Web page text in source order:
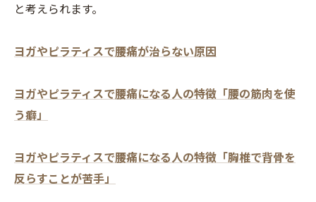
と考えられます。
ヨガやピラティスで腰痛が治らない原因
ヨガやピラティスで腰痛になる人の特徴「腰の筋肉を使
う癖」
ヨガやピラティスで腰痛になる人の特徴「胸椎で背骨を
反らすことが苦手」